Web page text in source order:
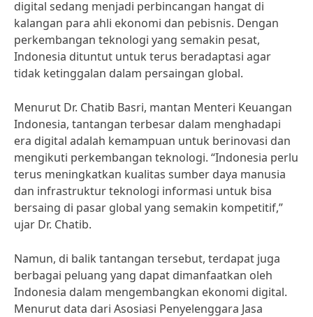
digital sedang menjadi perbincangan hangat di
kalangan para ahli ekonomi dan pebisnis. Dengan
perkembangan teknologi yang semakin pesat,
Indonesia dituntut untuk terus beradaptasi agar
tidak ketinggalan dalam persaingan global.
Menurut Dr. Chatib Basri, mantan Menteri Keuangan
Indonesia, tantangan terbesar dalam menghadapi
era digital adalah kemampuan untuk berinovasi dan
mengikuti perkembangan teknologi. “Indonesia perlu
terus meningkatkan kualitas sumber daya manusia
dan infrastruktur teknologi informasi untuk bisa
bersaing di pasar global yang semakin kompetitif,”
ujar Dr. Chatib.
Namun, di balik tantangan tersebut, terdapat juga
berbagai peluang yang dapat dimanfaatkan oleh
Indonesia dalam mengembangkan ekonomi digital.
Menurut data dari Asosiasi Penyelenggara Jasa